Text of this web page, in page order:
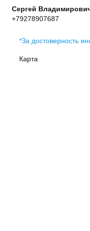
Сергей
+79278907687
*За достоверность
Карта